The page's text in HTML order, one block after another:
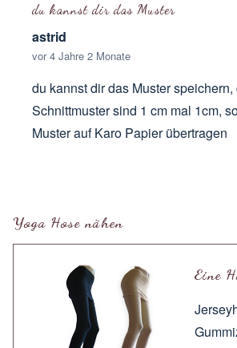
du kannst dir das Muster
astrid
vor 4 Jahre 2 Monate
du kannst dir das Muster
Schnittmuster sind 1 cm mal 1cm,
Muster auf Karo Papier übertragen
Yoga Hose nähen
Eine